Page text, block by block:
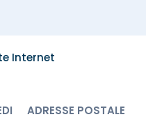
Internet
ADRESSE POSTALE